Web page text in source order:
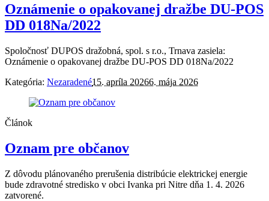
Oznámenie o opakovanej dražbe DU-POS
DD 018Na/2022
Spoločnosť DUPOS dražobná, spol. s r.o., Trnava zasiela:
Oznámenie o opakovanej dražbe DU-POS DD 018Na/2022
Kategória: Nezaradené15. apríla 20266. mája 2026
Článok
Oznam pre občanov
Z dôvodu plánovaného prerušenia distribúcie elektrickej energie
bude zdravotné stredisko v obci Ivanka pri Nitre dňa 1. 4. 2026
zatvorené.